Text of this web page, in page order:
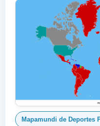
Mapamundi de Deportes